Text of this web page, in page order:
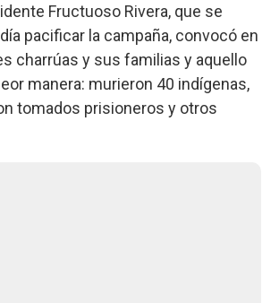
Fructuoso Rivera, que se
pacificar la campaña, convocó en
charrúas y sus familias y aquello
manera: murieron 40 indígenas,
tomados prisioneros y otros